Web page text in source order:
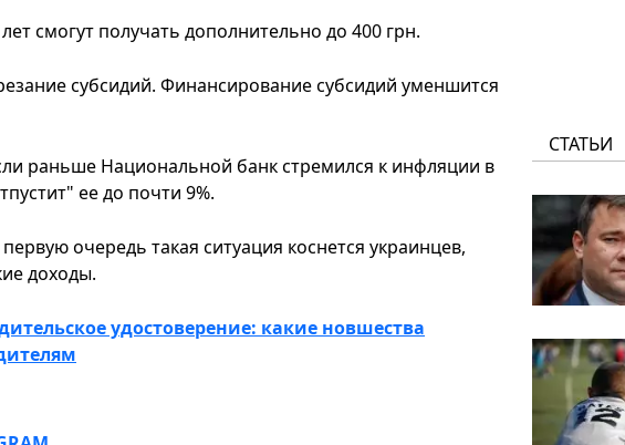
смогут получать дополнительно до 400 грн.
субсидий. Финансирование субсидий уменшится
раньше Национальной банк стремился к инфляции в
ее до почти 9%.
очередь такая ситуация коснется украинцев,
доходы.
удостоверение: какие новшества
СТАТЬИ